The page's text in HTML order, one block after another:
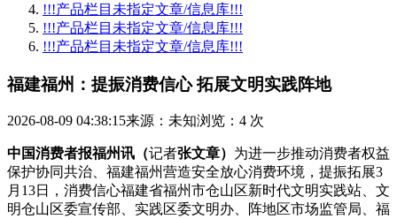
!!!产品栏目未指定文章/信息库!!!
!!!产品栏目未指定文章/信息库!!!
!!!产品栏目未指定文章/信息库!!!
福建福州：提振消费信心 拓展文明实践阵地
2026-08-09 04:38:15来源：未知浏览：4 次
中国消费者报福州讯（记者张文章） 为进一步推动消费者权益
保护协同共治、福建福州营造安全放心消费环境，提振拓展3
月13日，消费信心福建省福州市仓山区新时代文明实践站、文
明仓山区委宣传部、实践区委文明办、阵地区市场监管局、福